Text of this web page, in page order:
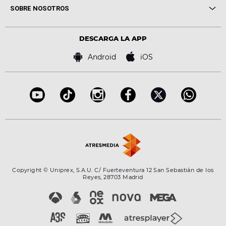
Locutores Europa FM
Cine y Televisión
Virales
SOBRE NOSOTROS
Bases de concursos
DESCARGA LA APP
Android iOS
Copyright © Uniprex, S.A.U. C/ Fuerteventura 12 San Sebastián de los
Reyes, 28703 Madrid